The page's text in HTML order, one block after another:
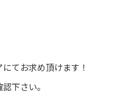
てお求め頂けます！
下さい。